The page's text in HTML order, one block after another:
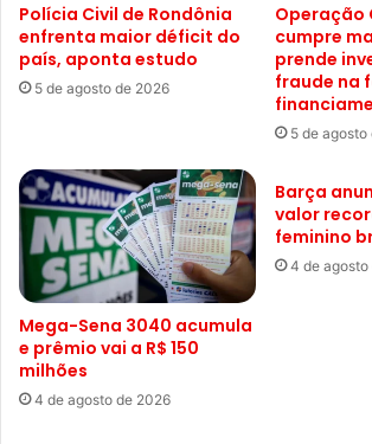
Polícia Civil de Rondônia
enfrenta maior déficit do
país, aponta estudo
5 de agosto de 2026
Operação
cumpre
prende
fraude na
5 de agosto
Mega-Sena 3040 acumula
e prêmio vai a R$ 150
milhões
4 de agosto de 2026
Barça
valor
feminino
4 de